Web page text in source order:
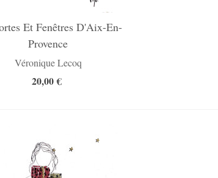
Et Fenêtres D'Aix-En-
Provence
Véronique Lecoq
20,00 €